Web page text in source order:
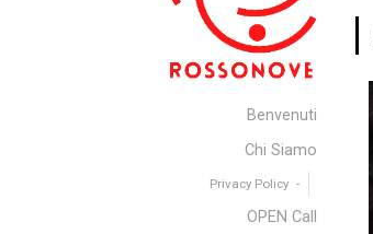
Benvenuti
Chi Siamo
Privacy Policy
OPEN Call